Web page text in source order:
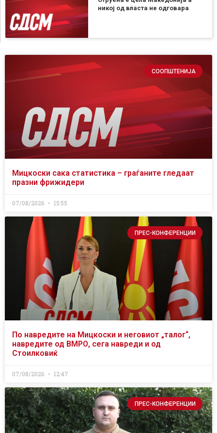
никој од власта не одговара
СООПШТЕНИЈА
Мицкоски сака статистика – граѓаните гледаат
празни фрижидери
07/08/2026 15:55
ПРЕС-КОНФЕРЕНЦИИ
По навредите на Мицкоски и неговиот „талог“,
навредите од ВМРО, сега навреди и од
Стоилковиќ
07/08/2026 12:47
ПРЕС-КОНФЕРЕНЦИИ